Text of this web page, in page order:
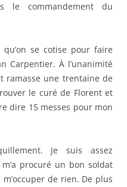
le commandement du
se cotise pour faire
Carpentier. À l’unanimité
ramasse une trentaine de
le curé de Florent et
dire 15 messes pour mon
Je suis assez
procuré un bon soldat
m’occuper de rien. De plus